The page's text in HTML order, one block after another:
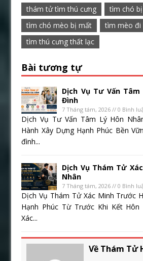
thám tử tìm thú cưng
tìm chó
tìm chó mèo bị mất
tìm mèo đi
tìm thú cưng thất lạc
Bài tương tự
Dịch Vụ Tư Vấn Tâm
Đình
7 Tháng tám, 2026 // 0 Bình
Dịch Vụ Tư Vấn Tâm Lý Hôn
Hành Xây Dựng Hạnh Phúc Bền
đình...
Dịch Vụ Thám Tử
Nhân
7 Tháng tám, 2026 // 0 Bình
Dịch Vụ Thám Tử Xác Minh Trước
Hạnh Phúc Từ Trước Khi Kết
Xác...
Về Thám Tử